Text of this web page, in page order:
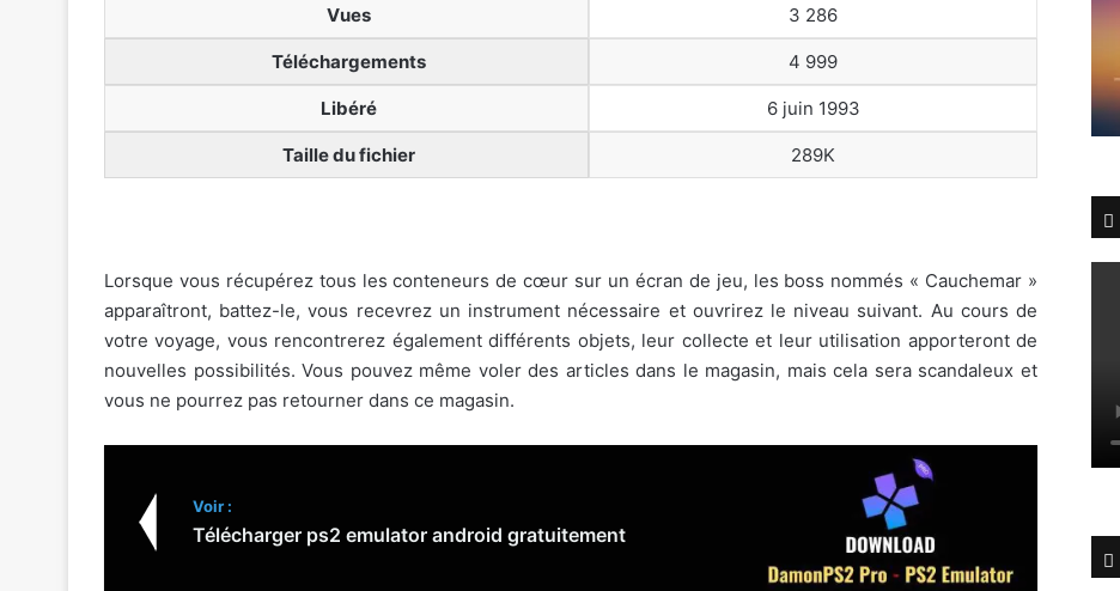
Vues 3 286
Téléchargements 4 999
Libéré 6 juin 1993
Taille du fichier 289K
Lorsque vous récupérez tous les conteneurs de cœur sur un écran de jeu, les boss nommés « Cauchemar »
apparaîtront, battez-le, vous recevrez un instrument nécessaire et ouvrirez le niveau suivant. Au cours de
votre voyage, vous rencontrerez également différents objets, leur collecte et leur utilisation apporteront de
nouvelles possibilités. Vous pouvez même voler des articles dans le magasin, mais cela sera scandaleux et
vous ne pourrez pas retourner dans ce magasin.
Voir :
Télécharger ps2 emulator android gratuitement